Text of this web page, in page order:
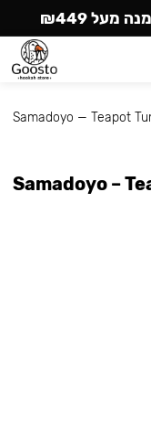
Samadoyo — Teapot
Samadoyo –
מעל ₪449